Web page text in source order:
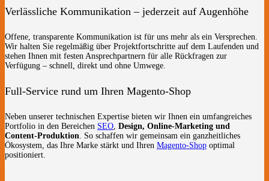
Verlässliche Kommunikation – jederzeit auf Augenhöhe
Offene, transparente Kommunikation ist für uns mehr als ein Versprechen.
Wir halten Sie regelmäßig über Projektfortschritte auf dem Laufenden und
stehen Ihnen mit festen Ansprechpartnern für alle Rückfragen zur
Verfügung – schnell, direkt und ohne Umwege.
Full-Service rund um Ihren Magento-Shop
Neben unserer technischen Expertise bieten wir Ihnen ein umfangreiches
Portfolio in den Bereichen SEO, Design, Online-Marketing und
Content-Produktion. So schaffen wir gemeinsam ein ganzheitliches
Ökosystem, das Ihre Marke stärkt und Ihren Magento-Shop optimal
positioniert.